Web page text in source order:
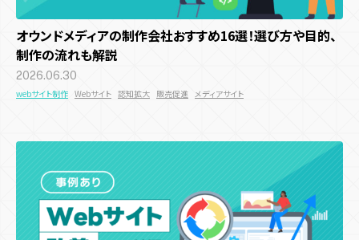
機能
多言語化機能 CMS機能 CRM機能 AI機能 予約機能
会員・ログイン機能
新規顧客獲得施策 既存顧客向け施策 店舗誘引 EC誘引
ブランディング
オウンドメディアの制作会社おすすめ16選！選び方や目的、
制作の流れも解説
2026.06.30
webサイト制作 Webサイト 認知拡大 販売促進 メディアサイト